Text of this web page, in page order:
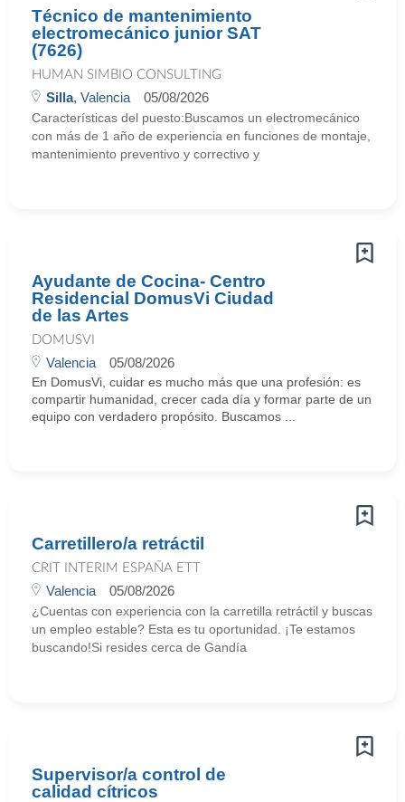
Técnico de mantenimiento
electromecánico junior SAT
(7626)
HUMAN SIMBIO CONSULTING
Silla, Valencia 05/08/2026
Características del puesto:Buscamos un electromecánico
con más de 1 año de experiencia en funciones de montaje,
mantenimiento preventivo y correctivo y
Ayudante de Cocina- Centro
Residencial DomusVi Ciudad
de las Artes
DOMUSVI
Valencia 05/08/2026
En DomusVi, cuidar es mucho más que una profesión: es
compartir humanidad, crecer cada día y formar parte de un
equipo con verdadero propósito. Buscamos ...
Carretillero/a retráctil
CRIT INTERIM ESPAÑA ETT
Valencia 05/08/2026
¿Cuentas con experiencia con la carretilla retráctil y buscas
un empleo estable? Esta es tu oportunidad. ¡Te estamos
buscando!Si resides cerca de Gandía
Supervisor/a control de
calidad cítricos